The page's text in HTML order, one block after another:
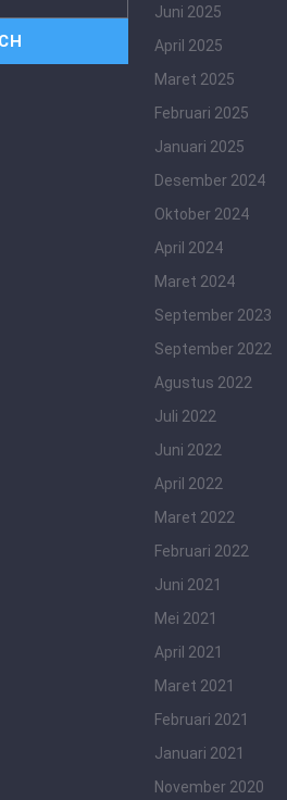
Juni 2025
April 2025
Maret 2025
Februari 2025
Januari 2025
Desember 2024
Oktober 2024
April 2024
Maret 2024
September 2023
September 2022
Agustus 2022
Juli 2022
Juni 2022
April 2022
Maret 2022
Februari 2022
Juni 2021
Mei 2021
April 2021
Maret 2021
Februari 2021
Januari 2021
November 2020